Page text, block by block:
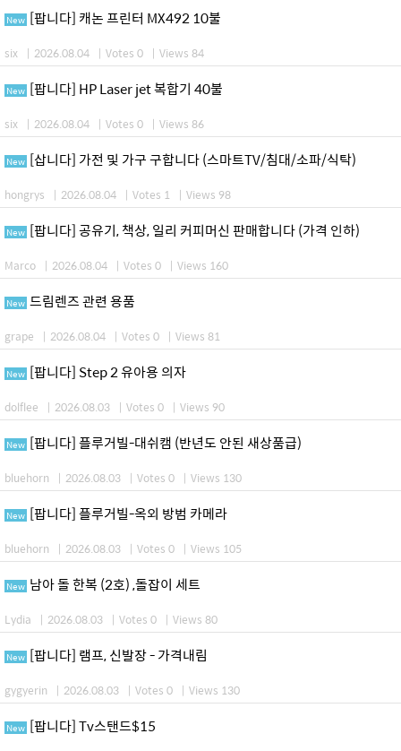
New [팝니다] 캐논 프린터 MX492 10불
six | 2026.08.04 | Votes 0 | Views 84
New [팝니다] HP Laser jet 복합기 40불
six | 2026.08.04 | Votes 0 | Views 86
New [삽니다] 가전 및 가구 구합니다 (스마트TV/침대/소파/식탁)
hongrys | 2026.08.04 | Votes 1 | Views 98
New [팝니다] 공유기, 책상, 일리 커피머신 판매합니다 (가격 인하)
Marco | 2026.08.04 | Votes 0 | Views 160
New 드림렌즈 관련 용품
grape | 2026.08.04 | Votes 0 | Views 81
New [팝니다] Step 2 유아용 의자
dolflee | 2026.08.03 | Votes 0 | Views 90
New [팝니다] 플루거빌-대쉬캠 (반년도 안된 새상품급)
bluehorn | 2026.08.03 | Votes 0 | Views 130
New [팝니다] 플루거빌-옥외 방범 카메라
bluehorn | 2026.08.03 | Votes 0 | Views 105
New 남아 돌 한복 (2호) ,돌잡이 세트
Lydia | 2026.08.03 | Votes 0 | Views 80
New [팝니다] 램프, 신발장 - 가격내림
gygyerin | 2026.08.03 | Votes 0 | Views 130
New [팝니다] Tv스탠드$15